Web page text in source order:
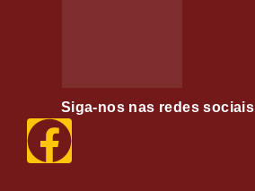
Siga-nos nas redes sociais